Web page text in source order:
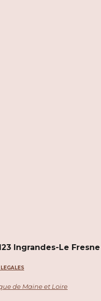
Ingrandes-Le
de Maine et Loire